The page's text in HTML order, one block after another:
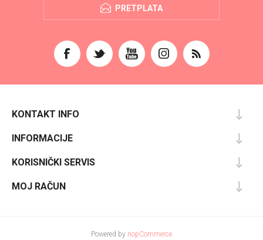
PRETPLATA
KONTAKT INFO
INFORMACIJE
KORISNIČKI SERVIS
MOJ RAČUN
Powered by nopCommerce